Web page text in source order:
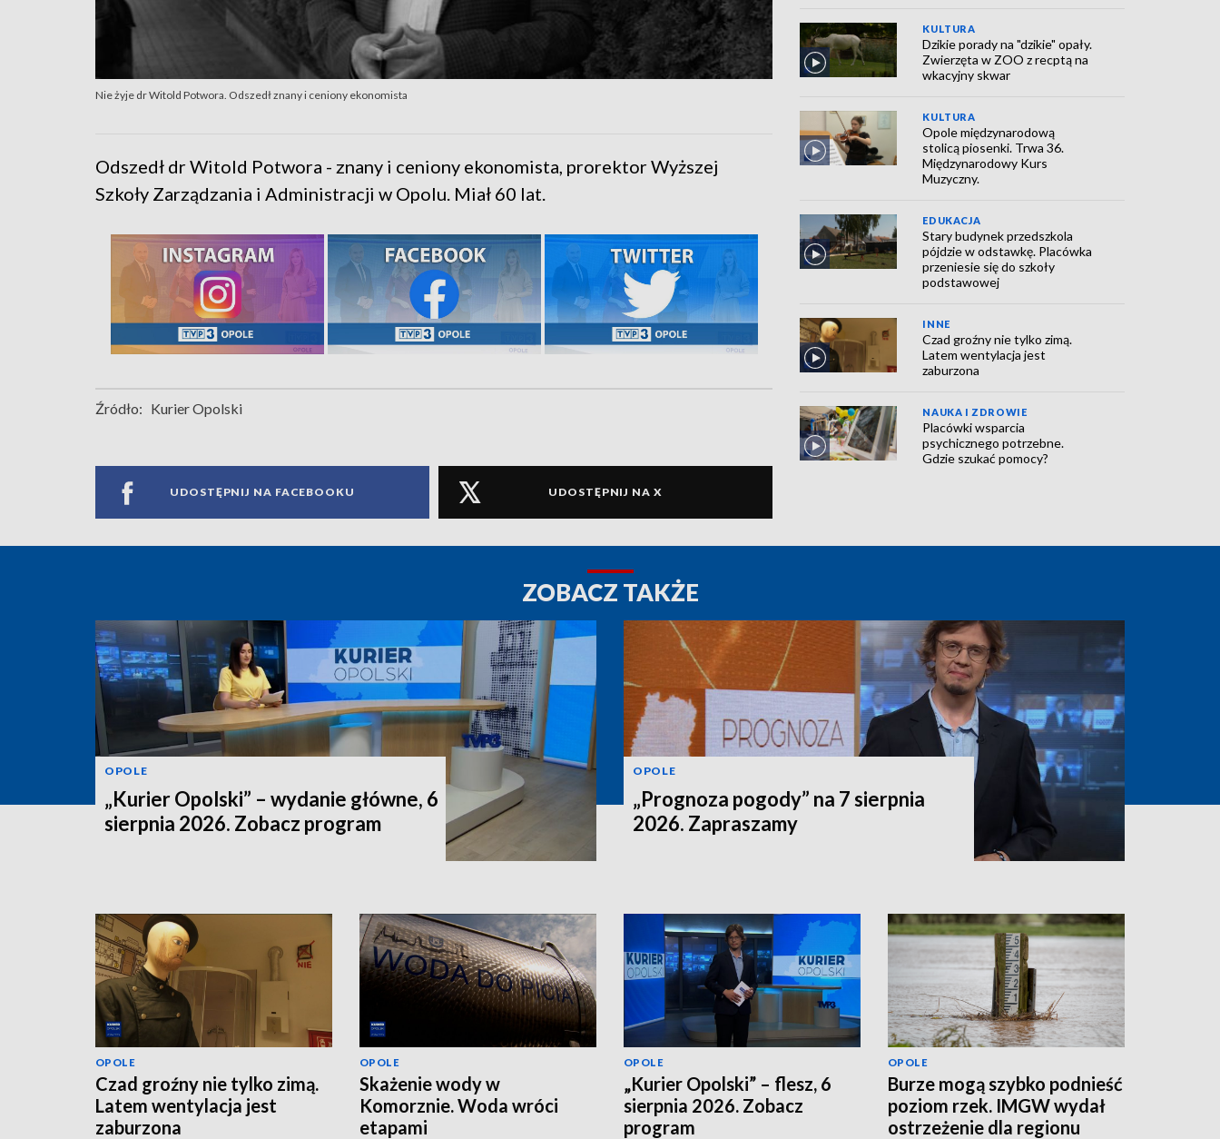
Nie żyje dr Witold Potwora. Odszedł znany i ceniony ekonomista
Odszedł dr Witold Potwora - znany i ceniony ekonomista, prorektor Wyższej
Szkoły Zarządzania i Administracji w Opolu. Miał 60 lat.
Źródło: Kurier Opolski
UDOSTĘPNIJ NA FACEBOOKU UDOSTĘPNIJ NA X
KULTURA
Dzikie porady na "dzikie" opały.
Zwierzęta w ZOO z recptą na
wkacyjny skwar
KULTURA
Opole międzynarodową
stolicą piosenki. Trwa 36.
Międzynarodowy Kurs
Muzyczny.
EDUKACJA
Stary budynek przedszkola
pójdzie w odstawkę. Placówka
przeniesie się do szkoły
podstawowej
INNE
Czad groźny nie tylko zimą.
Latem wentylacja jest
zaburzona
NAUKA I ZDROWIE
Placówki wsparcia
psychicznego potrzebne.
Gdzie szukać pomocy?
ZOBACZ TAKŻE
OPOLE
„Kurier Opolski” – wydanie główne, 6
sierpnia 2026. Zobacz program
OPOLE
„Prognoza pogody” na 7 sierpnia
2026. Zapraszamy
OPOLE
Czad groźny nie tylko zimą.
Latem wentylacja jest
zaburzona
OPOLE
Skażenie wody w
Komorznie. Woda wróci
etapami
OPOLE
„Kurier Opolski” – flesz, 6
sierpnia 2026. Zobacz
program
OPOLE
Burze mogą szybko podnieść
poziom rzek. IMGW wydał
ostrzeżenie dla regionu